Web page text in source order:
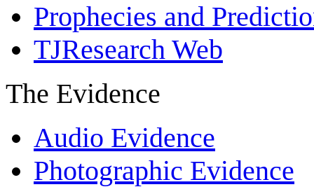
Prophecies and
TJResearch Web
The Evidence
Audio Evidence
Photographic Evidence